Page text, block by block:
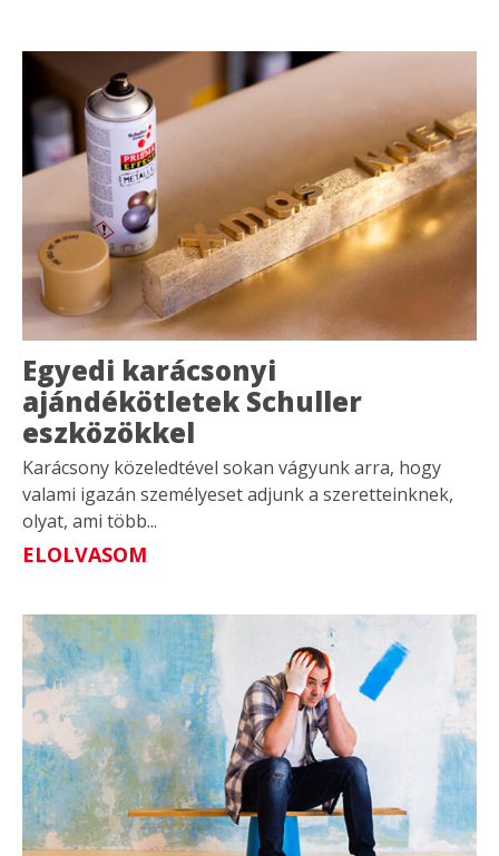
Egyedi karácsonyi
ajándékötletek Schuller
eszközökkel
Karácsony közeledtével sokan vágyunk arra, hogy
valami igazán személyeset adjunk a szeretteinknek,
olyat, ami több...
ELOLVASOM